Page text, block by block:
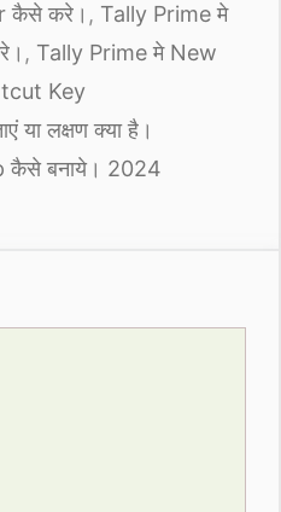
कैसे करे। , Tally Prime मे
, Tally Prime मे New
Key
या लक्षण क्या है।
कैसे बनाये। 2024